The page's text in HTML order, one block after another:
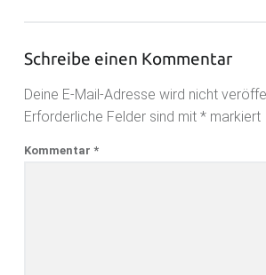
Schreibe einen Kommentar
Deine E-Mail-Adresse wird nicht
Erforderliche Felder sind mit *markiert
Kommentar *